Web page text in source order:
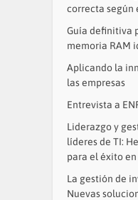
correcta según
Guía definitiva
memoria RAM
Aplicando la
las empresas
Entrevista a
Liderazgo y
líderes de TI:
para el éxito
La gestión de
Nuevas